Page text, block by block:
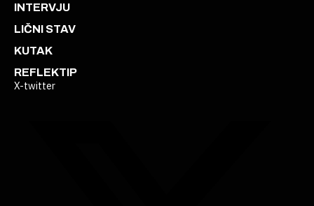
INTERVJU
LIČNI STAV
KUTAK
REFLEKTIP
X-twitter